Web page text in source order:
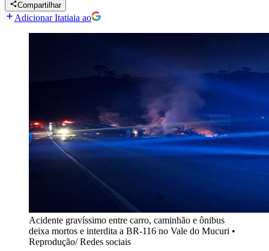
Compartilhar
Adicionar Itatiaia ao
Acidente gravíssimo entre carro, caminhão e ônibus
deixa mortos e interdita a BR-116 no Vale do Mucuri •
Reprodução/ Redes sociais